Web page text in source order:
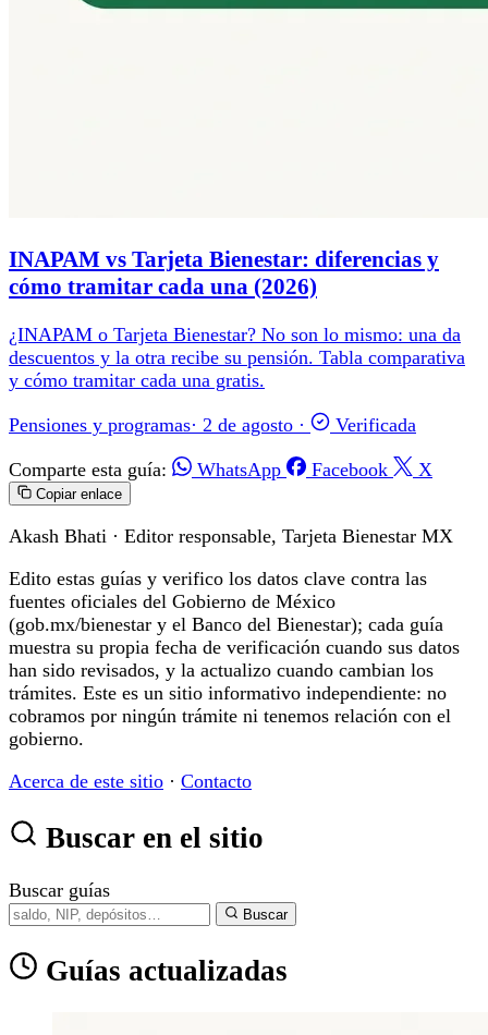
INAPAM vs Tarjeta Bienestar: diferencias y
cómo tramitar cada una (2026)
¿INAPAM o Tarjeta Bienestar? No son lo mismo: una da
descuentos y la otra recibe su pensión. Tabla comparativa
y cómo tramitar cada una gratis.
Pensiones y programas· 2 de agosto · Verificada
Comparte esta guía: WhatsApp Facebook X
Copiar enlace
Akash Bhati · Editor responsable, Tarjeta Bienestar MX
Edito estas guías y verifico los datos clave contra las
fuentes oficiales del Gobierno de México
(gob.mx/bienestar y el Banco del Bienestar); cada guía
muestra su propia fecha de verificación cuando sus datos
han sido revisados, y la actualizo cuando cambian los
trámites. Este es un sitio informativo independiente: no
cobramos por ningún trámite ni tenemos relación con el
gobierno.
Acerca de este sitio · Contacto
Buscar en el sitio
Buscar guías
Buscar
Guías actualizadas